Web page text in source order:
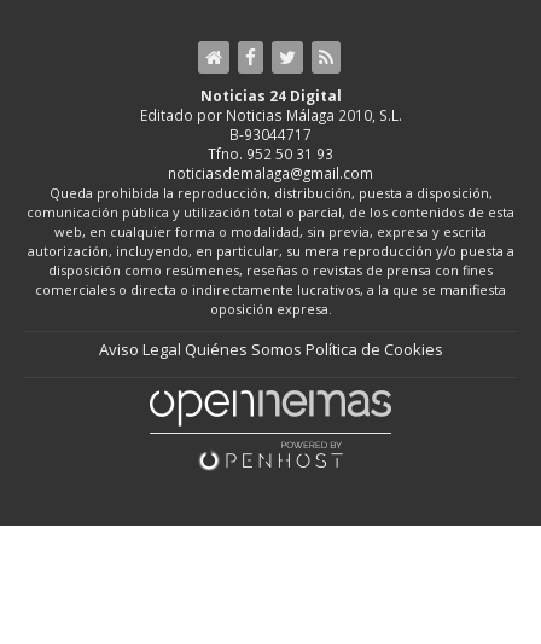
Noticias 24 Digital
Editado por Noticias Málaga 2010, S.L.
B-93044717
Tfno. 952 50 31 93
noticiasdemalaga@gmail.com
Queda prohibida la reproducción, distribución, puesta a disposición,
comunicación pública y utilización total o parcial, de los contenidos de esta
web, en cualquier forma o modalidad, sin previa, expresa y escrita
autorización, incluyendo, en particular, su mera reproducción y/o puesta a
disposición como resúmenes, reseñas o revistas de prensa con fines
comerciales o directa o indirectamente lucrativos, a la que se manifiesta
oposición expresa.
Aviso Legal Quiénes Somos Política de Cookies